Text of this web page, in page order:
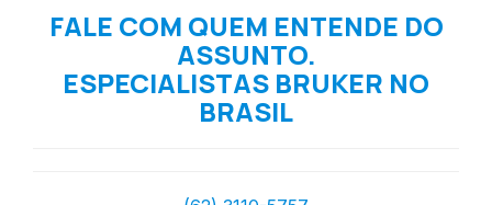
FALE COM QUEM ENTENDE DO
ASSUNTO.
ESPECIALISTAS BRUKER NO
BRASIL